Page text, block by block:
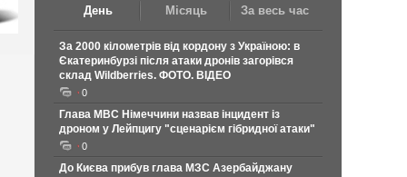
День Місяць За весь час
За 2000 кілометрів від кордону з Україною: в
Єкатеринбурзі після атаки дронів загорівся
склад Wildberries. ФОТО. ВІДЕО
0
Глава МВС Німеччини назвав інцидент із
дроном у Лейпцигу "сценарієм гібридної атаки"
0
До Києва прибув глава МЗС Азербайджану